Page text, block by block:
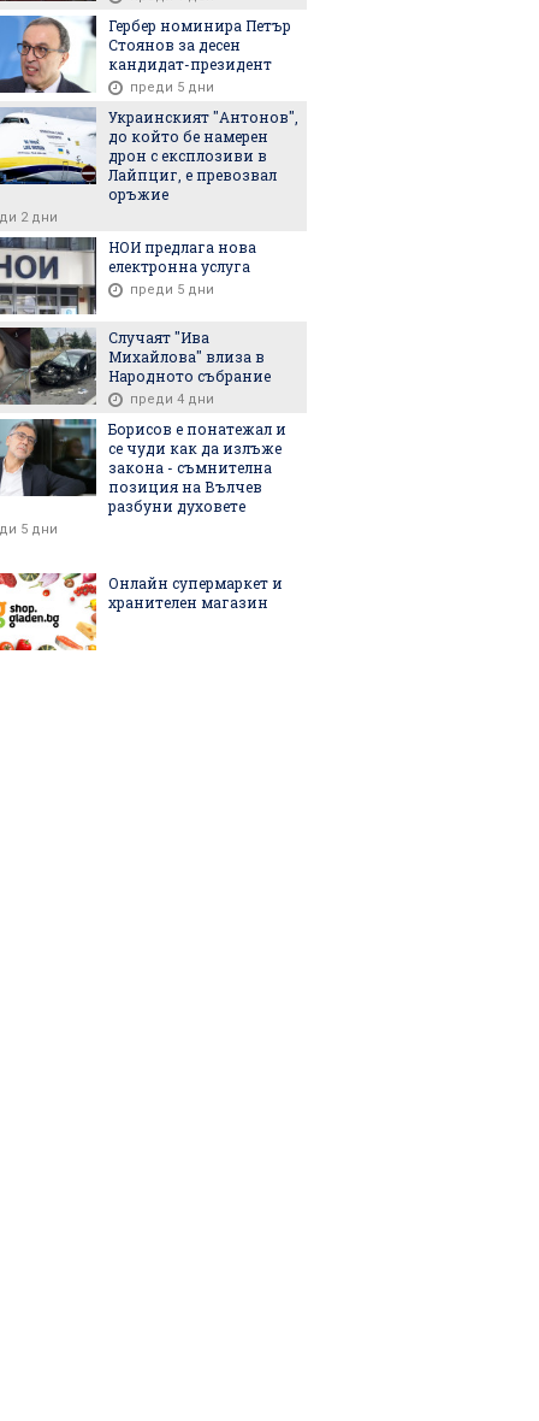
Гербер номинира Петър
Стоянов за десен
кандидат-президент
преди 5 дни
Украинският "Антонов",
до който бе намерен
дрон с експлозиви в
Лайпциг, е превозвал
оръжие
2 дни
НОИ предлага нова
електронна услуга
преди 5 дни
Случаят "Ива
Михайлова" влиза в
Народното събрание
преди 4 дни
Борисов е понатежал и
се чуди как да излъже
закона - съмнителна
позиция на Вълчев
разбуни духовете
5 дни
Онлайн супермаркет и
хранителен магазин